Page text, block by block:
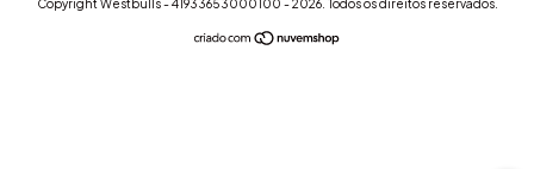
Copyright Westbulls - 41933653000100 - 2026. Todos os direitos reservados.